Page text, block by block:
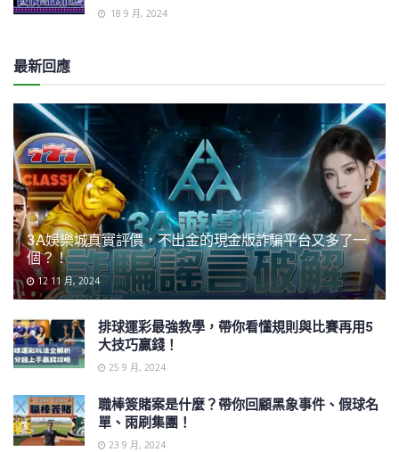
18 9 月, 2024
最新回應
3A娛樂城真實評價，不出金的現金版詐騙平台又多了一
個？！
12 11 月, 2024
排球運彩最強教學，帶你看懂規則與比賽再用5
大技巧贏錢！
25 9 月, 2024
職棒簽賭案是什麼？帶你回顧黑象事件、假球名
單、雨刷集團！
23 9 月, 2024